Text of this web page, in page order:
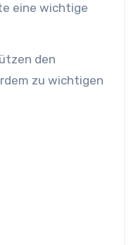
eine wichtige
den
zu wichtigen